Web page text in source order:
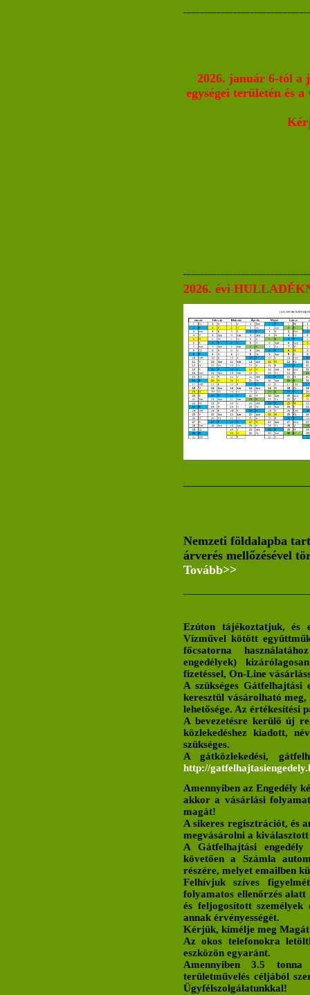
2026. január 6-tól a
egységei területén és
2026. évi
Nemzeti földalapba
árverés mellőzésével
Tovább>>
Ezúton tájékoztatjuk, és
Vízművel kötött
főcsatorna
engedélyek)
fizetéssel, On-Line
A szükséges Gátfelhajtási
keresztül vásárolható
lehetősége. Az
A bevezetésre kerülő új
közlekedéshez kiadott,
szükséges.
A gátközlekedési,
http://
Amennyiben az Engedély
akkor a vásárlási folyamat
magát!
A sikeres regisztrációt, és
megvásárolni a
A Gátfelhajtási
követően a Számla
részére, melyet emailben
Felhívjuk szíves
folyamatos ellenőrzés alatt
és feljogosított személyek
annak érvényességét.
Kérjük, kímélje meg
Az okos telefonokra
eszközön egyaránt.
Amennyiben 3.5 tonna
területművelés céljából
Ügyfélszolgálatunkkal!